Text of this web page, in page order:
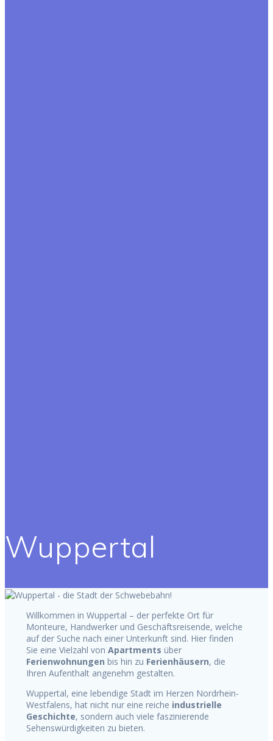
Wuppertal
Willkommen in Wuppertal – der perfekte Ort für
Monteure, Handwerker und Geschäftsreisende, welche
auf der Suche nach einer Unterkunft sind. Hier finden
Sie eine Vielzahl von Apartments über
Ferienwohnungen bis hin zu Ferienhäusern, die
Ihren Aufenthalt angenehm gestalten.
Wuppertal, eine lebendige Stadt im Herzen Nordrhein-
Westfalens, hat nicht nur eine reiche industrielle
Geschichte, sondern auch viele faszinierende
Sehenswürdigkeiten zu bieten.